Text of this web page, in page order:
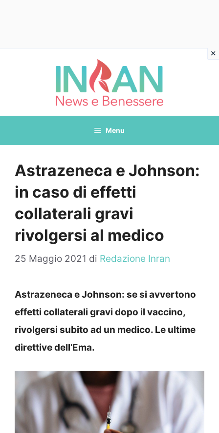
Menu
Astrazeneca e Johnson:
in caso di effetti
collaterali gravi
rivolgersi al medico
25 Maggio 2021 di Redazione Inran
Astrazeneca e Johnson: se si avvertono
effetti collaterali gravi dopo il vaccino,
rivolgersi subito ad un medico. Le ultime
direttive dell’Ema.